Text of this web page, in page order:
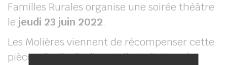
Familles Rurales organise une soirée théâtre
le jeudi 23 juin 2022.
Les Molières viennent de récompenser cette
pièce « Berlin-Berlin » et l’ont distinguée